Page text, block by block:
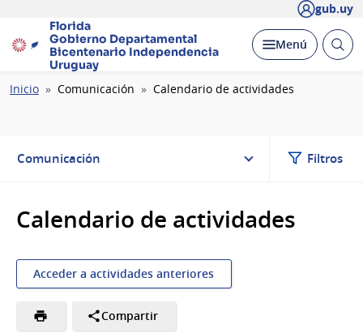
gub.uy
Florida
Gobierno Departamental
Bicentenario Independencia
Uruguay
Desplegar
Menú Abrir
Ruta
Inicio Comunicación Calendario de actividades
Comunicación Filtros
Calendario de actividades
Acceder a actividades anteriores
Compartir